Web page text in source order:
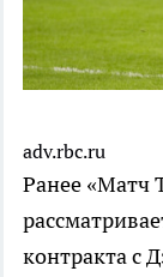
adv.rbc.ru
Ранее «Матч
контракта с